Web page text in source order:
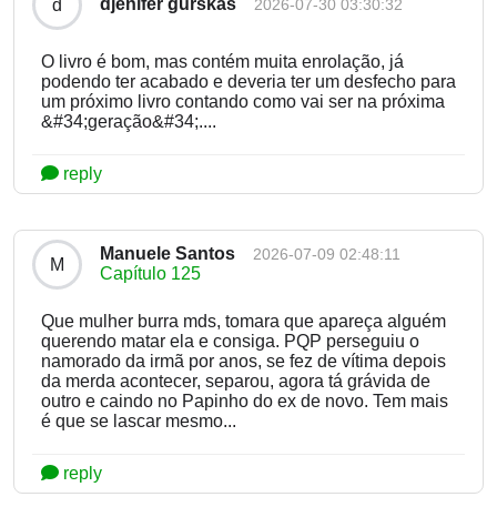
d djênifer gurskas 2026-07-30 03:30:32
O livro é bom, mas contém muita enrolação, já
podendo ter acabado e deveria ter um desfecho para
um próximo livro contando como vai ser na próxima
&#34;geração&#34;....
reply
M
Manuele Santos 2026-07-09 02:48:11
Capítulo 125
Que mulher burra mds, tomara que apareça alguém
querendo matar ela e consiga. PQP perseguiu o
namorado da irmã por anos, se fez de vítima depois
da merda acontecer, separou, agora tá grávida de
outro e caindo no Papinho do ex de novo. Tem mais
é que se lascar mesmo...
reply